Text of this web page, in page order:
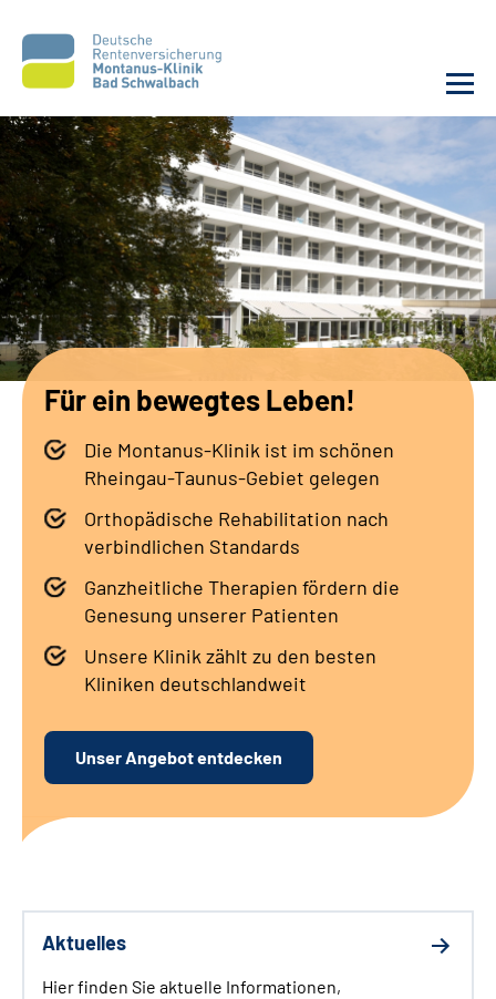
Unsere Klinik
Unsere Angebote
Service
Karriere
Sozialdienste & Zuweisende
Suche
Leichte Sprache
Gebärdensprache
Für ein bewegtes Leben!
Die Montanus-Klinik ist im schönen
Rheingau-Taunus-Gebiet gelegen
Orthopädische Rehabilitation nach
verbindlichen Standards
Ganzheitliche Therapien fördern die
Genesung unserer Patienten
Unsere Klinik zählt zu den besten
Kliniken deutschlandweit
Unser Angebot entdecken
Aktuelles
Hier finden Sie aktuelle Informationen,